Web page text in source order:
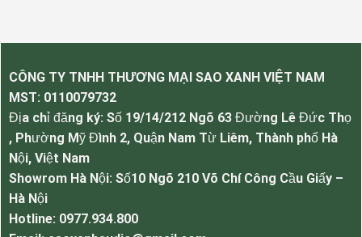
Thông số kỹ thuật của Tủ sắt 15U.
Tiêu chuẩn RACK 19″”DIN 41494, IEC 297, EIA RS-
310, EIA-310-D
Kích thước 845 x 550 x 600
Tải trọng 100-150kg
Vật liệu Thép tấm dầy 1,0mm chống gỉ , toàn bộ
tủ được phủ sơn tĩnh điện
Đáy và Nóc Hàn liền khung, dày 2.0mm và được
CÔNG TY TNHH THƯƠNG MẠI SAO XANH VIỆT NAM
MST: 0110079732
Địa chỉ đăng ký: Số 19/14/212 Ngõ 63 Đường Lê Đức Thọ
, Phường Mỹ Đình 2, Quận Nam Từ Liêm, Thành phố Hà
Nội, Việt Nam
Showrom Hà Nội: Số10 Ngõ 210 Võ Chí Công Cầu Giấy –
Hà Nội
Hotline: 0977.934.800